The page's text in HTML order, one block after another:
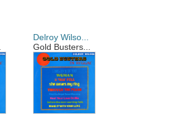
Delroy Wilso...
Gold Busters...